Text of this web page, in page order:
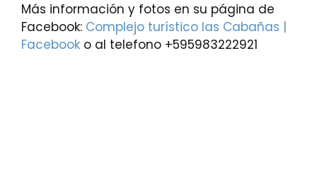
Más información y fotos en su página de
Facebook: Complejo turístico las Cabañas |
Facebook o al telefono +595983222921